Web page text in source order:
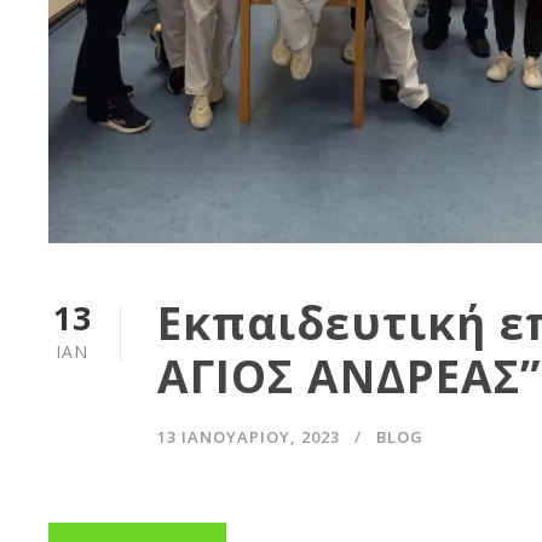
13
ΙΑΝ
Εκπαιδευτική
ΑΓΙΟΣ ΑΝΔΡΕΑΣ”
13 ΙΑΝΟΥΑΡΊΟΥ, 2023 BLOG